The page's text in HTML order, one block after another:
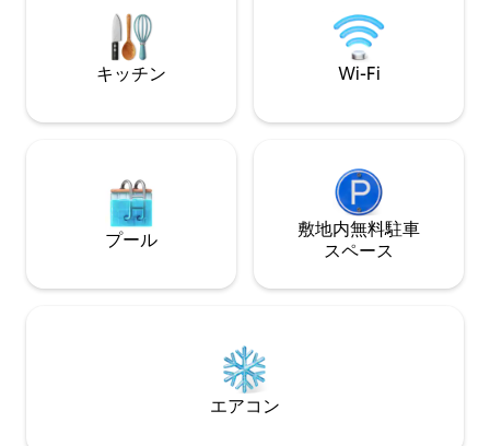
と紅茶。 スタジオスイートは本館内のア
パートメントです。
IG、FB：
キッチン Wi-Fi
プール
敷地内無料駐⁠車
ス⁠ペ⁠ー⁠ス
エアコン